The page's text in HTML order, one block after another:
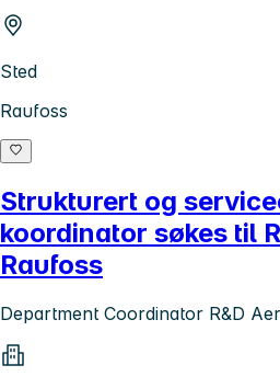
Sted
Raufoss
Strukturert og
koordinator søkes til
Raufoss
Department Coordinator R&D